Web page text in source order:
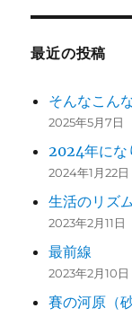
最近の投稿
そんなこん
2025年5月7日
2024年にな
2024年1月22日
生活のリズム
2023年2月11日
最前線
2023年2月10日
賽の河原（